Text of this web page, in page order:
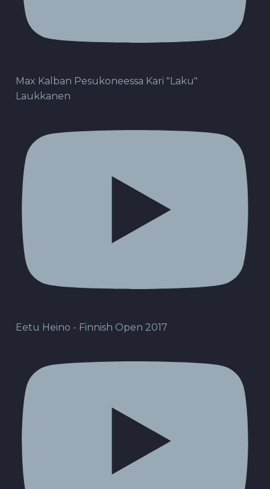
Max Kalban Pesukoneessa Kari "Laku"
Laukkanen
Eetu Heino - Finnish Open 2017